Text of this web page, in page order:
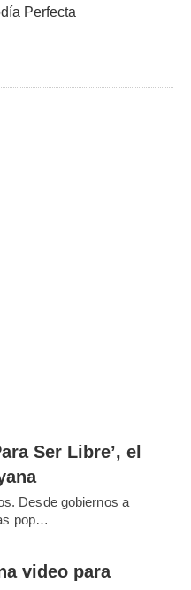
Perfecta
Ser Libre’, el
Desde gobiernos a
pop…
video para